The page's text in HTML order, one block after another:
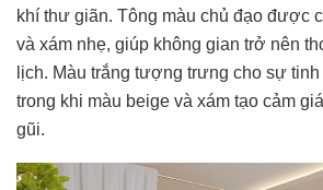
khí thư giãn. Tông màu chủ đạo được
và xám nhẹ, giúp không gian trở nên
lịch. Màu trắng tượng trưng cho sự
trong khi màu beige và xám tạo cảm
gũi.